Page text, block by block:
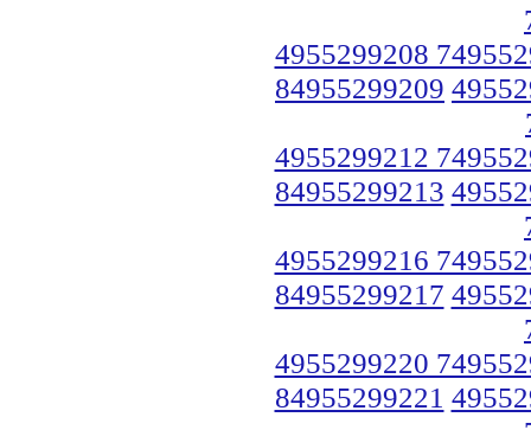
4955299208
84955299209
4955299212
84955299213
4955299216
84955299217
4955299220
84955299221